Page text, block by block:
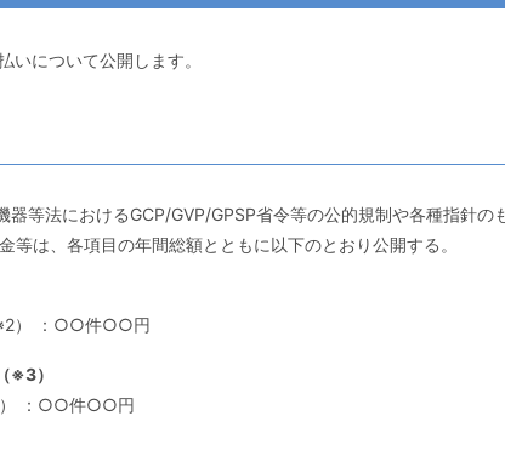
いについて公開します。
器等法におけるGCP/GVP/GPSP省令等の公的規制や各種指針
等は、各項目の年間総額とともに以下のとおり公開する。
※2） ：○○件○○円
※3）
） ：○○件○○円